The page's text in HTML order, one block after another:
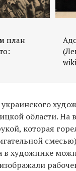
план
области. На
которая
в художнике